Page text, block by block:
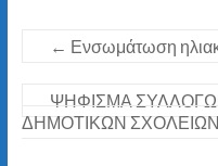
← Ενσωμάτωση
ΨΗΦΙΣΜΑ
ΔΗΜΟΤΙΚΩΝ